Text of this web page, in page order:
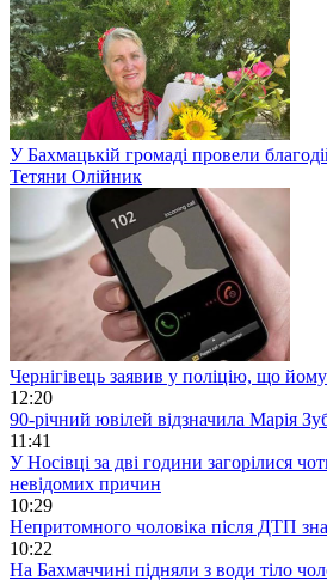
У Бахмацькій громаді провели
Тетяни Олійник
Чернігівець заявив у поліцію, що
12:20
90-річний ювілей відзначила Марія
11:41
У Носівці за дві години загорілися
невідомих причин
10:29
Непритомного чоловіка після ДТП
10:22
На Бахмаччині підняли з води тіло